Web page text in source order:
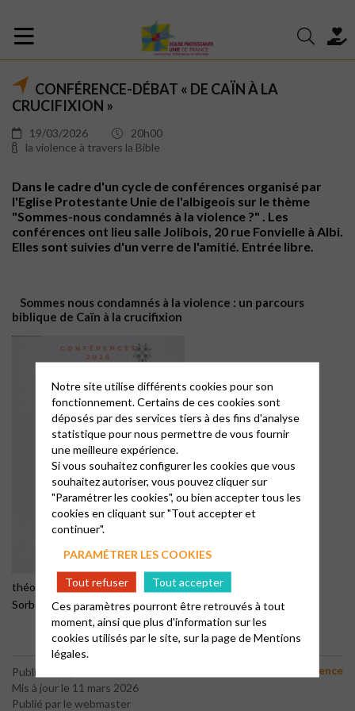
CONFÉRENCE-DÉBAT « DE CAÏN À LA
CRUCIFIXION »
19/03/2026
20h00
la violence à travers la Bible
Dans le cadre d'un cycle de conférences organisé par
l'Eglise Protestante Unie de l'albigeois sur le thème
"Sommes-nous condamnés à la violence ?" . Les
conférences ont lieu salle Jolibois, 20 rue Fonvielle à Albi.
Elles sont suivies d'un verre de l'amitié. Entrée libre.
Sommes nous condamnés à la violence : un parcours
biblique de Caïn à la crucifixion
par Valérie Duval-Poujol,
théologienne baptiste, docteure en histoire des religions à la
Sorbonne et à l’institut catholique de Paris
Publié le 29 janvier 2026
Mis à jour le 11 mars 2026
Publié par le webmaster
Conférence
Notre site utilise différents cookies pour son
fonctionnement. Certains de ces cookies sont
déposés par des services tiers à des fins d'analyse
statistique pour nous permettre de vous fournir
une meilleure expérience.
Si vous souhaitez configurer les cookies que vous
souhaitez autoriser, vous pouvez cliquer sur
"Paramétrer les cookies", ou bien accepter tous les
cookies en cliquant sur "Tout accepter et
continuer".
PARAMÉTRER LES COOKIES
Tout refuser
Tout accepter
Ces paramètres pourront être retrouvés à tout
moment, ainsi que plus d'information sur les
cookies utilisés par le site, sur la page deMentions
légales.